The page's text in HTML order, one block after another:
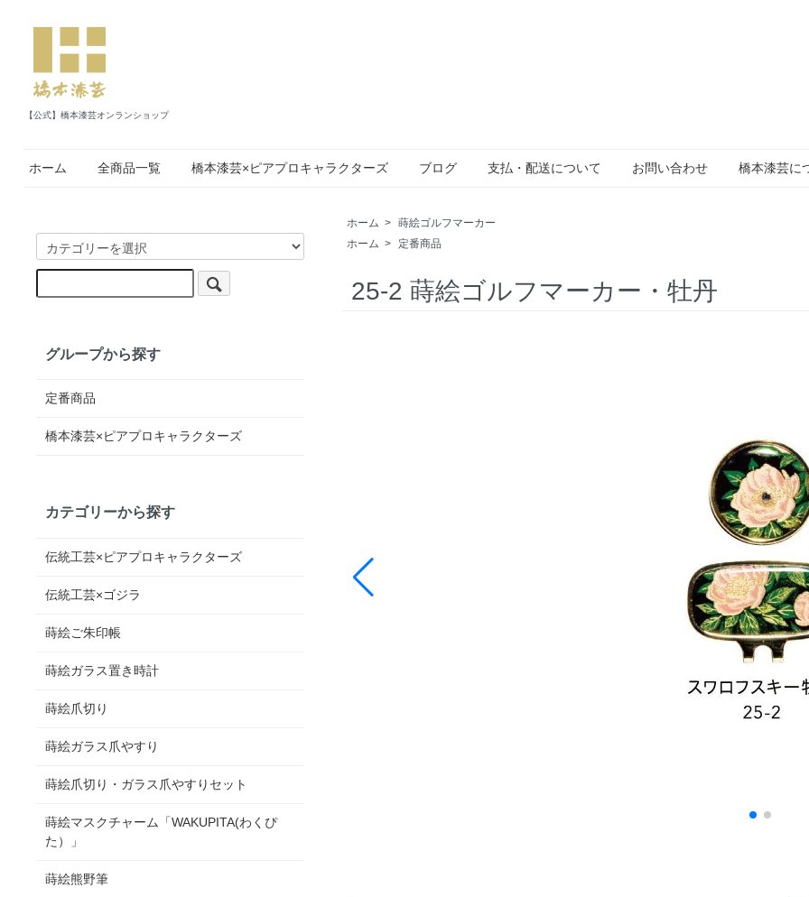
【公式】橋本漆芸オンランショップ
ホーム 全商品一覧 橋本漆芸×ピアプロキャラクターズ ブログ 支払・配送について お問い合わせ 橋本漆芸に
ホーム >
蒔絵ゴルフマーカー
ホーム > 定番商品
25-2 蒔絵ゴルフマーカー・牡丹
グループから探す
定番商品
橋本漆芸×ピアプロキャラクターズ
カテゴリーから探す
伝統工芸×ピアプロキャラクターズ
伝統工芸×ゴジラ
蒔絵ご朱印帳
蒔絵ガラス置き時計
蒔絵爪切り
蒔絵ガラス爪やすり
蒔絵爪切り・ガラス爪やすりセット
蒔絵マスクチャーム「WAKUPITA(わくぴ
た）」
蒔絵熊野筆